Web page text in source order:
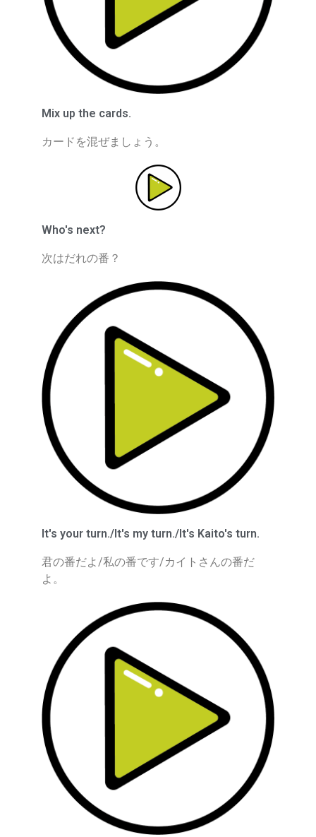
Mix up the cards.
カードを混ぜましょう。
Who's next?
次はだれの番？
It's your turn./It's my turn./It's Kaito's turn.
君の番だよ/私の番です/カイトさんの番だ
よ。